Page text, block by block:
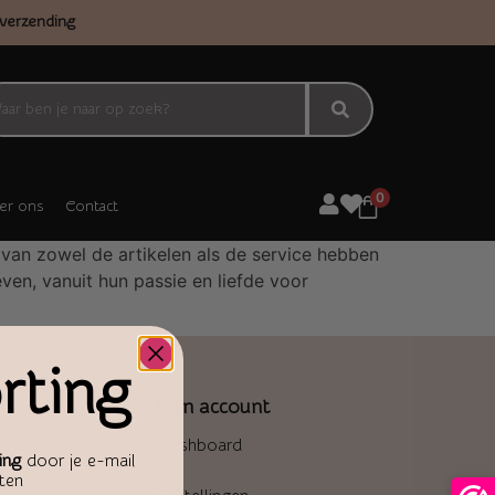
verzending
ons Contact
0
zowel de artikelen als de service hebben
vanuit hun passie en liefde voor
Mijn account
Dashboard
door je e-mail